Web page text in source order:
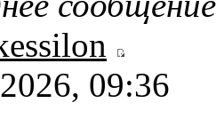
09:36